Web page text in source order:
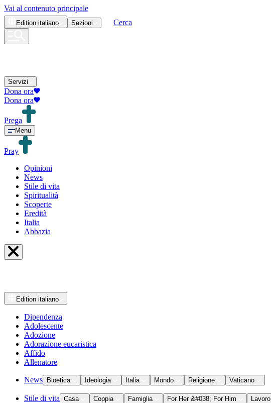
Vai al contenuto principale
Edition italiano Sezioni Cerca
Servizi
Dona ora
Dona ora
Prega
Menu
Pray
Opinioni
News
Stile di vita
Spiritualità
Scoperte
Eredità
Italia
Abbazia
Edition italiano
Dipendenza
Adolescente
Adozione
Adorazione eucaristica
Affido
Allenatore
News Bioetica Ideologia Italia Mondo Religione Vaticano
Stile di vita Casa Coppia Famiglia For Her &#038; For Him Lavoro